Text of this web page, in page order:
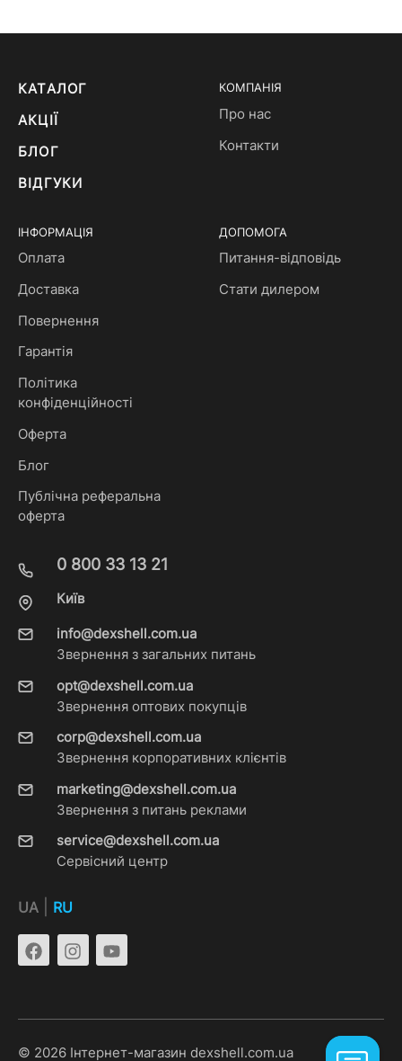
КАТАЛОГ
АКЦІЇ
БЛОГ
ВІДГУКИ
КОМПАНІЯ
Про нас
Контакти
ІНФОРМАЦІЯ
Оплата
Доставка
Повернення
Гарантія
Політика
конфіденційності
Оферта
Блог
Публічна реферальна
оферта
ДОПОМОГА
Питання-відповідь
Стати дилером
0 800 33 13 21
Київ
info@dexshell.com.ua
Звернення з загальних питань
opt@dexshell.com.ua
Звернення оптових покупців
corp@dexshell.com.ua
Звернення корпоративних клієнтів
marketing@dexshell.com.ua
Звернення з питань реклами
service@dexshell.com.ua
Сервісний центр
UA RU
© 2026 Інтернет-магазин dexshell.com.ua